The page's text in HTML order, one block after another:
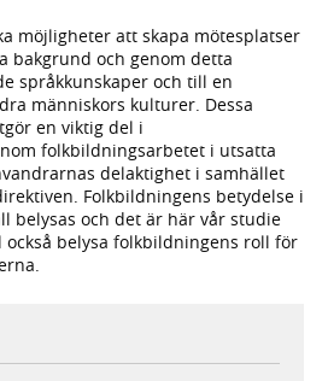
möjligheter att skapa mötesplatser
bakgrund och genom detta
språkkunskaper och till en
människors kulturer. Dessa
en viktig del i
folkbildningsarbetet i utsatta
delaktighet i samhället
Folkbildningens betydelse i
belysas och det är här vår studie
också belysa folkbildningens roll för